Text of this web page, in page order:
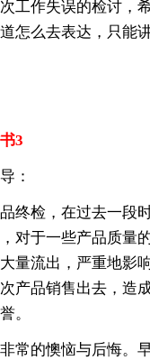
工作失误的检讨，
怎么去表达，只能
3
：
终检，在过去一段
对于一些产品质量
量流出，严重地影
产品销售出去，造
。
常的懊恼与后悔。